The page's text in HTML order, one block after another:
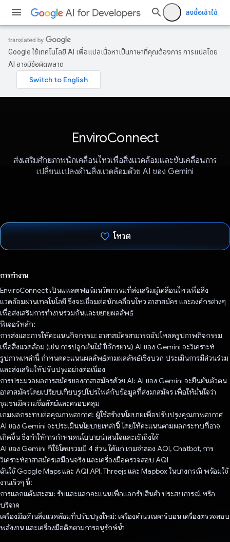
ลงชื่อเข้าใช้
Google ใช้เทคโนโลยี AI เพื่อแปลเนื้อหาเป็นภาษาที่คุณต้องการ การแปลโดย
AI อาจมีข้อผิดพลาด
EnviroConnect
ส่งเสริมศักยภาพนักเคลื่อนไหวเพื่อสิ่งแวดล้อมและขับเคลื่อนการ
เปลี่ยนแปลงด้านสิ่งแวดล้อมด้วย AI ของ Gemini
โหวต
การทำงาน
EnviroConnect เป็นแพลตฟอร์มนวัตกรรมที่ส่งเสริมผู้เคลื่อนไหวเพื่อสิ่ง
แวดล้อมผ่านเทคโนโลยี ซึ่งจะเชื่อมต่อนักเคลื่อนไหว อาสาสมัคร และองค์กรต่างๆ
เพื่อส่งเสริมการทำงานร่วมกันและขยายผลลัพธ์
ฟีเจอร์หลัก:
การส่งและการให้คะแนนกิจกรรม: อาสาสมัครสามารถอัปโหลดรูปภาพกิจกรรม
เพื่อสิ่งแวดล้อม (เช่น การปลูกต้นไม้ ขี่จักรยาน) AI ของ Gemini จะวิเคราะห์
รูปภาพเหล่านี้ กำหนดคะแนนผลลัพธ์ตามผลลัพธ์เชิงบวก ประเมินการมีส่วนร่วม
และส่งเสริมให้ปรับปรุงอย่างต่อเนื่อง
การประมวลผลการสมัครของอาสาสมัครด้วย AI: AI ของ Gemini จะยืนยันตัวตน
อาสาสมัครโดยเปรียบเทียบรูปโปรไฟล์กับข้อมูลที่ส่งมาสมัคร เพื่อให้มั่นใจว่า
ชุมชนมีความซื่อสัตย์และครอบคลุม
เกมผลกระทบต่อคุณภาพอากาศ: ผู้ใช้สร้างนโยบายเพื่อปรับปรุงคุณภาพอากาศ
AI ของ Gemini จะประเมินนโยบายเหล่านี้ โดยให้คะแนนตามผลกระทบที่อาจ
เกิดขึ้น ซึ่งทำให้การกำหนดนโยบายน่าสนใจและเข้าถึงได้
AI ของ Gemini ที่ใช้โดยรวมมี 4 ส่วน ได้แก่ เกมจำลอง AQI, Chatbot, การ
วิเคราะห์อาสาสมัครเสมือนจริง และเครื่องมือตรวจสอบ AQI
ฉันใช้ Google Maps และ AQI API, Threejs และ Mapbox ในบางกรณี พร้อมใช้
งานเร็วๆ นี้:
การแลกแต้มสะสม: รับและแลกคะแนนเพื่อแลกรับสินค้า ประสบการณ์ หรือ
บริจาค
เครื่องมือด้านสิ่งแวดล้อมที่ปรับปรุงใหม่: เครื่องคำนวณคาร์บอน เครื่องตรวจสอบ
พลังงาน และเครื่องมือติดตามการอนุรักษ์น้ำ